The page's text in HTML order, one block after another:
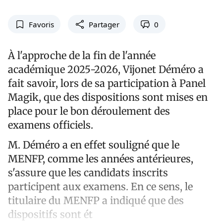
Favoris Partager 0
À l'approche de la fin de l'année
académique 2025-2026, Vijonet Déméro a
fait savoir, lors de sa participation à Panel
Magik, que des dispositions sont mises en
place pour le bon déroulement des
examens officiels.
M. Déméro a en effet souligné que le
MENFP, comme les années antérieures,
s'assure que les candidats inscrits
participent aux examens. En ce sens, le
titulaire du MENFP a indiqué que des
dispositifs sont ét